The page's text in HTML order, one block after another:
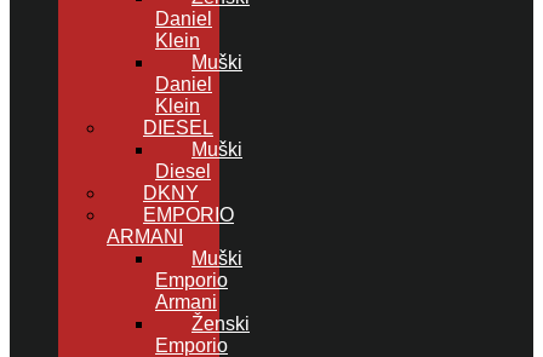
Daniel
Klein
Muški
Daniel
Klein
DIESEL
Muški
Diesel
DKNY
EMPORIO
ARMANI
Muški
Emporio
Armani
Ženski
Emporio